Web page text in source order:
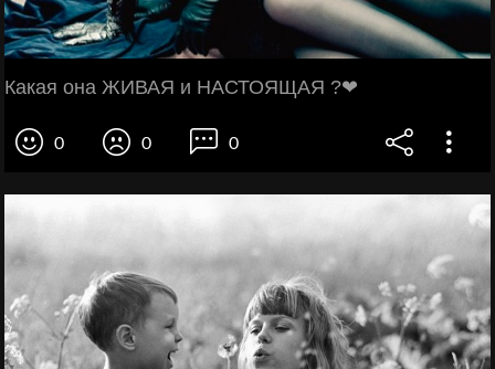
Какая она ЖИВАЯ и НАСТОЯЩАЯ ?❤
0 0 0